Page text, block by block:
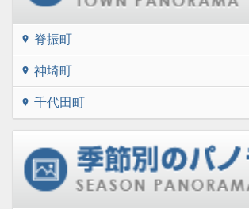
location_on 脊振町
location_on 神埼町
location_on 千代田町